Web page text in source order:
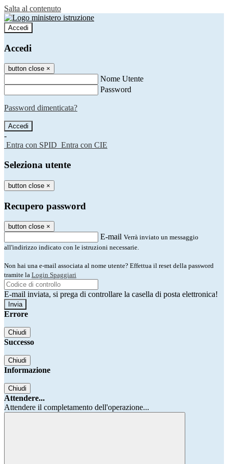
Salta al contenuto
Accedi
Accedi
button close ×
Nome Utente
Password
Password dimenticata?
-
Entra con SPID Entra con CIE
Seleziona utente
button close ×
Recupero password
button close ×
E-mail Verrà inviato un messaggio
all'indirizzo indicato con le istruzioni necessarie.
Non hai una e-mail associata al nome utente? Effettua il reset della password
tramite la Login Spaggiari
E-mail inviata, si prega di controllare la casella di posta elettronica!
Errore
Chiudi
Successo
Chiudi
Informazione
Chiudi
Attendere...
Attendere il completamento dell'operazione...